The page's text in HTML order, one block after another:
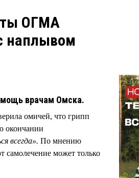
ОГМА
наплывом
врачам Омска.
омичей, что грипп
окончании
всегда». По мнению
самолечение может только